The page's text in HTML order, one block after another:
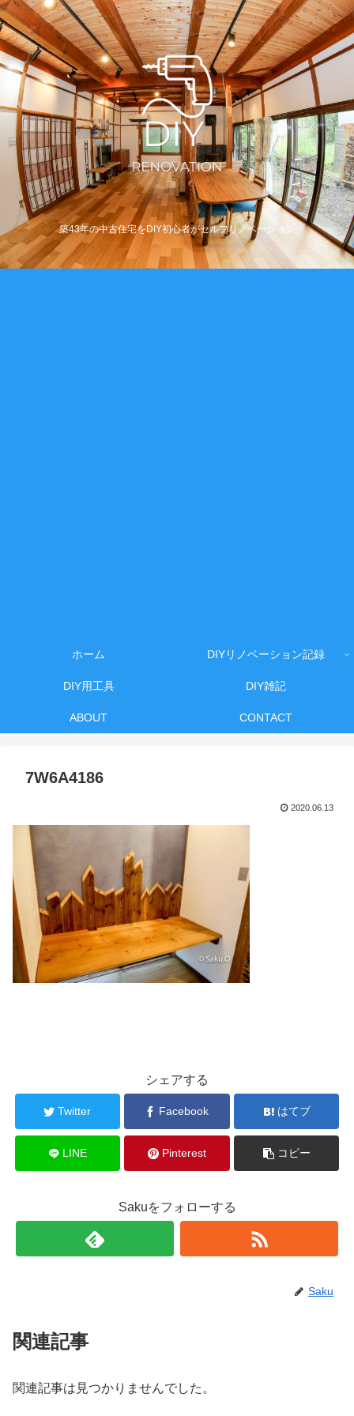
築43年の中古住宅をDIY初心者がセルフリノベーション
ホーム DIYリノベーション記録
DIY用工具 DIY雑記
ABOUT CONTACT
7W6A4186
2020.06.13
シェアする
Twitter Facebook はてブ
LINE Pinterest コピー
Sakuをフォローする
Saku
関連記事
関連記事は見つかりませんでした。